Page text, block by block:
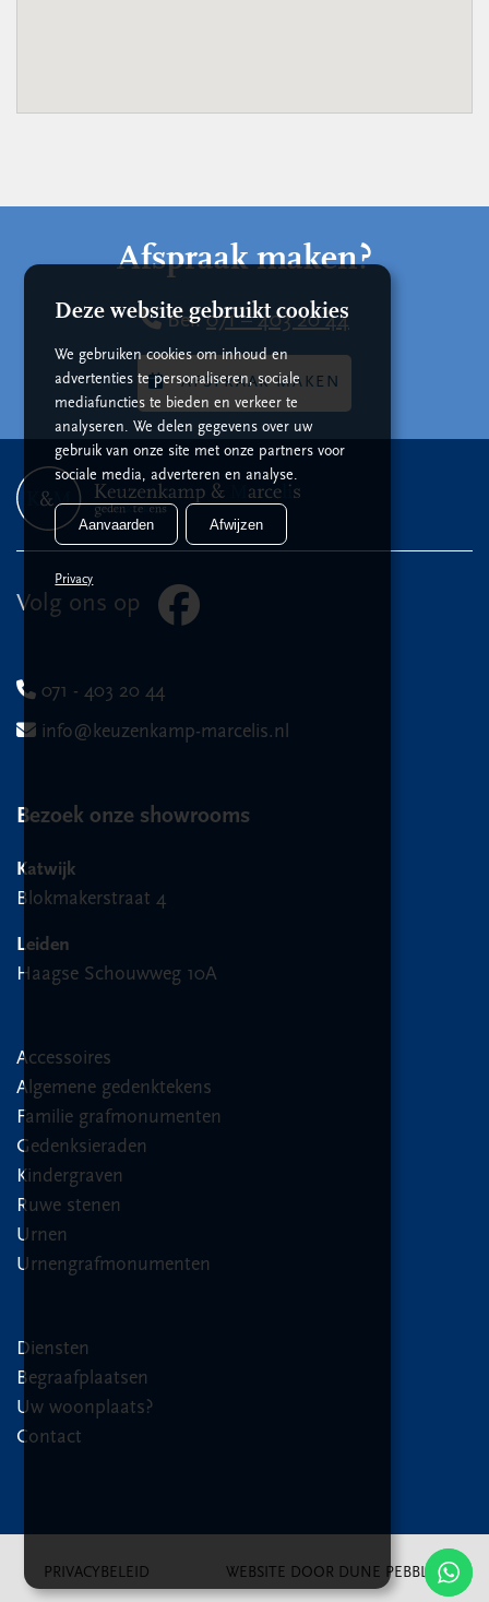
Afspraak maken?
Bel:071 – 403 20 44
AFSPRAAK MAKEN
Volg ons op
071 - 403 20 44
info@keuzenkamp-marcelis.nl
Bezoek onze showrooms
Katwijk
Blokmakerstraat 4
Leiden
Haagse Schouwweg 10A
Accessoires
Algemene gedenktekens
Familie grafmonumenten
Gedenksieraden
Kindergraven
Ruwe stenen
Urnen
Urnengrafmonumenten
Diensten
Begraafplaatsen
Uw woonplaats?
Contact
PRIVACYBELEID WEBSITE DOOR DUNE PEBBLER
Deze website gebruikt cookies
We gebruiken cookies om inhoud en
advertenties te personaliseren, sociale
mediafuncties te bieden en verkeer te
analyseren. We delen gegevens over uw
gebruik van onze site met onze partners voor
sociale media, adverteren en analyse.
Aanvaarden Afwijzen
Privacy